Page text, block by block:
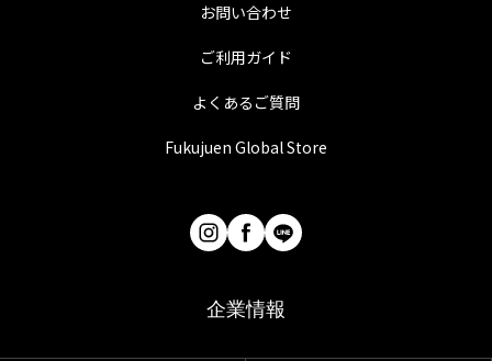
お問い合わせ
ご利用ガイド
よくあるご質問
Fukujuen Global Store
企業情報